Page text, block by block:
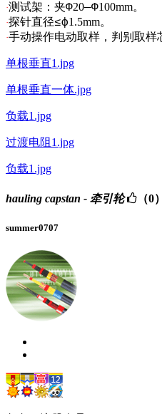
·测试架：夹Φ20—Φ100mm。
·探针直径≤ф1.5mm。
·手动操作电动取样，判别取样
单根垂直1.jpg
单根垂直一体.jpg
负载1.jpg
过渡电阻1.jpg
负载1.jpg
hauling capstan - 牵引轮 （0）
summer0707